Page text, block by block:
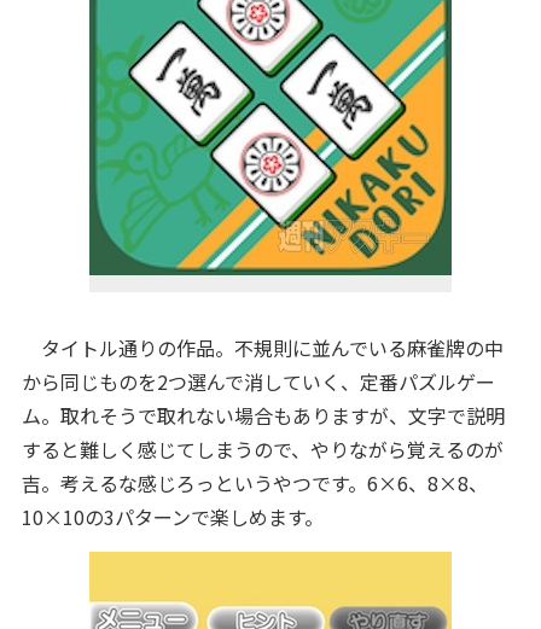
タイトル通りの作品。不規則に並んでいる麻雀牌の中
から同じものを2つ選んで消していく、定番パズルゲー
ム。取れそうで取れない場合もありますが、文字で説明
すると難しく感じてしまうので、やりながら覚えるのが
吉。考えるな感じろっというやつです。6×6、8×8、
10×10の3パターンで楽しめます。